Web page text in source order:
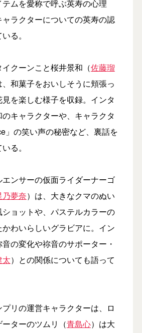
ムを愛称で呼ぶ英寿の心理
ラクターについての英寿の認
る。
クーンこと桜井景和（佐藤瑠
和菓子をおいしそうに頬張っ
を楽しむ様子を収録。インタ
キャラクターや、キャラクタ
」の笑い声の秘密など、裏話を
る。
ンサーの仮面ライダーナーゴ
乃夢奈）は、大きなクマのぬい
ショットや、パステルカラーの
わいらしいグラビアに。イン
の変化や祢音のサポーター・
太）との関係についても語って
リの運営キャラクターは、ロ
ターのツムリ（青島心）は大